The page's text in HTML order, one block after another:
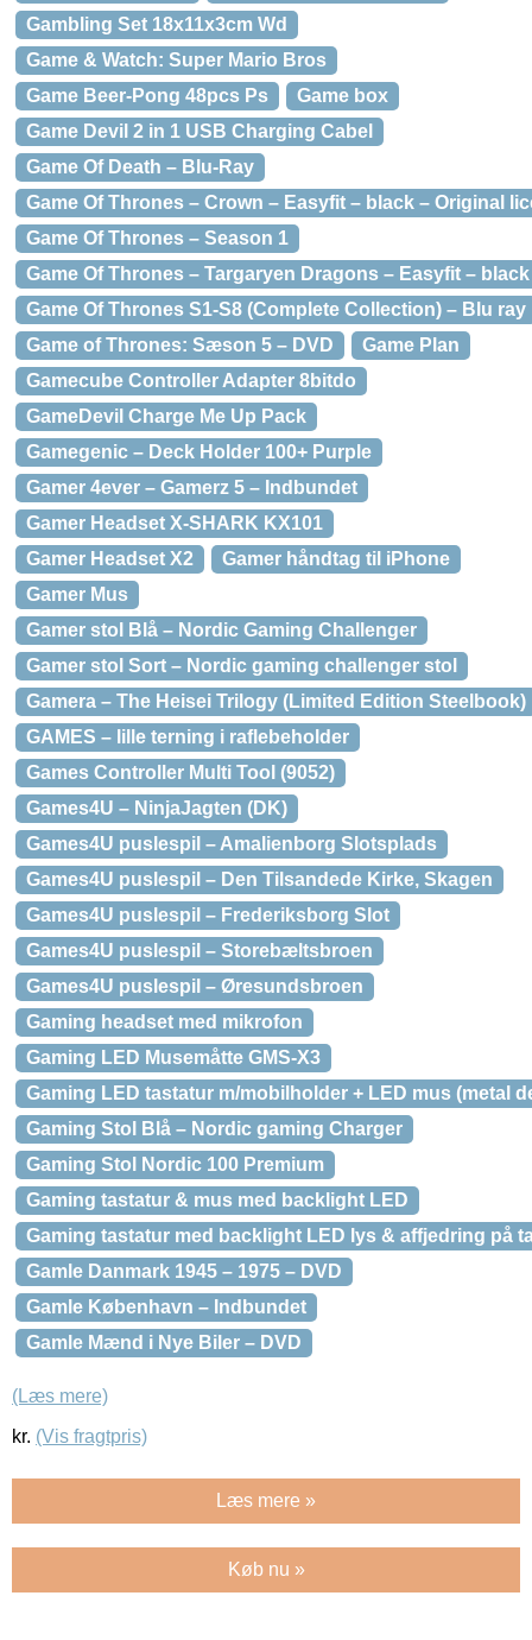
Gambling Set 18x11x3cm Wd
Game & Watch: Super Mario Bros
Game Beer-Pong 48pcs Ps
Game box
Game Devil 2 in 1 USB Charging Cabel
Game Of Death – Blu-Ray
Game Of Thrones – Crown – Easyfit – black – Original
Game Of Thrones – Season 1
Game Of Thrones – Targaryen Dragons – Easyfit –
Game Of Thrones S1-S8 (Complete Collection) – Blu ray
Game of Thrones: Sæson 5 – DVD
Game Plan
Gamecube Controller Adapter 8bitdo
GameDevil Charge Me Up Pack
Gamegenic – Deck Holder 100+ Purple
Gamer 4ever – Gamerz 5 – Indbundet
Gamer Headset X-SHARK KX101
Gamer Headset X2
Gamer håndtag til iPhone
Gamer Mus
Gamer stol Blå – Nordic Gaming Challenger
Gamer stol Sort – Nordic gaming challenger stol
Gamera – The Heisei Trilogy (Limited Edition Steelbook)
GAMES – lille terning i raflebeholder
Games Controller Multi Tool (9052)
Games4U – NinjaJagten (DK)
Games4U puslespil – Amalienborg Slotsplads
Games4U puslespil – Den Tilsandede Kirke, Skagen
Games4U puslespil – Frederiksborg Slot
Games4U puslespil – Storebæltsbroen
Games4U puslespil – Øresundsbroen
Gaming headset med mikrofon
Gaming LED Musemåtte GMS-X3
Gaming LED tastatur m/mobilholder + LED mus (metal
Gaming Stol Blå – Nordic gaming Charger
Gaming Stol Nordic 100 Premium
Gaming tastatur & mus med backlight LED
Gaming tastatur med backlight LED lys & affjedring på
Gamle Danmark 1945 – 1975 – DVD
Gamle København – Indbundet
Gamle Mænd i Nye Biler – DVD
(Læs mere)
kr. (Vis fragtpris)
Læs mere »
Køb nu »